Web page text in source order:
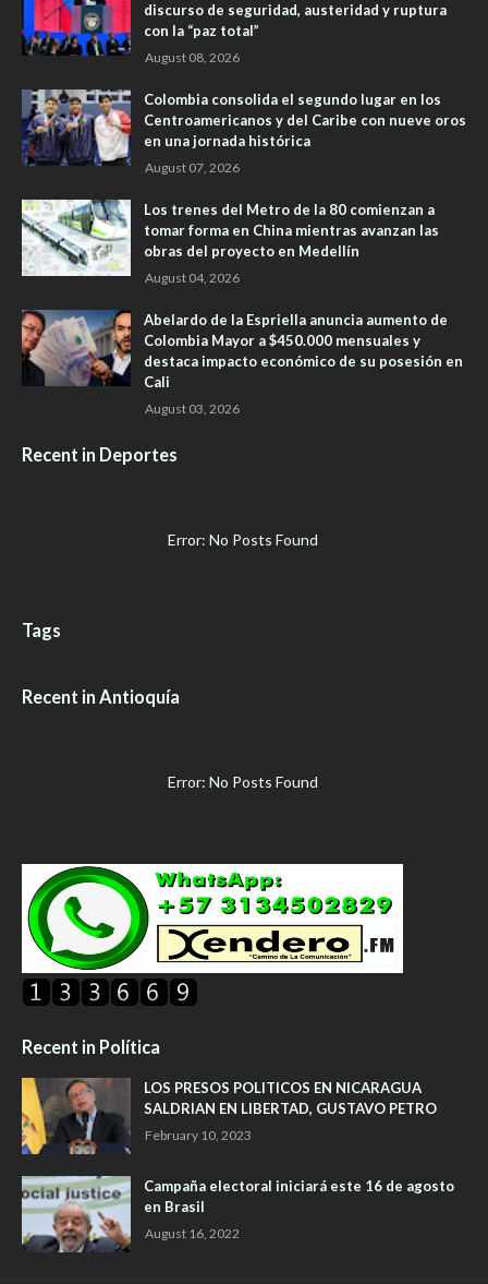
discurso de seguridad, austeridad y ruptura
con la “paz total”
August 08, 2026
Colombia consolida el segundo lugar en los
Centroamericanos y del Caribe con nueve oros
en una jornada histórica
August 07, 2026
Los trenes del Metro de la 80 comienzan a
tomar forma en China mientras avanzan las
obras del proyecto en Medellín
August 04, 2026
Abelardo de la Espriella anuncia aumento de
Colombia Mayor a $450.000 mensuales y
destaca impacto económico de su posesión en
Cali
August 03, 2026
Recent in Deportes
Error: No Posts Found
Tags
Recent in Antioquía
Error: No Posts Found
Recent in Política
LOS PRESOS POLITICOS EN NICARAGUA
SALDRIAN EN LIBERTAD, GUSTAVO PETRO
February 10, 2023
Campaña electoral iniciará este 16 de agosto
en Brasil
August 16, 2022